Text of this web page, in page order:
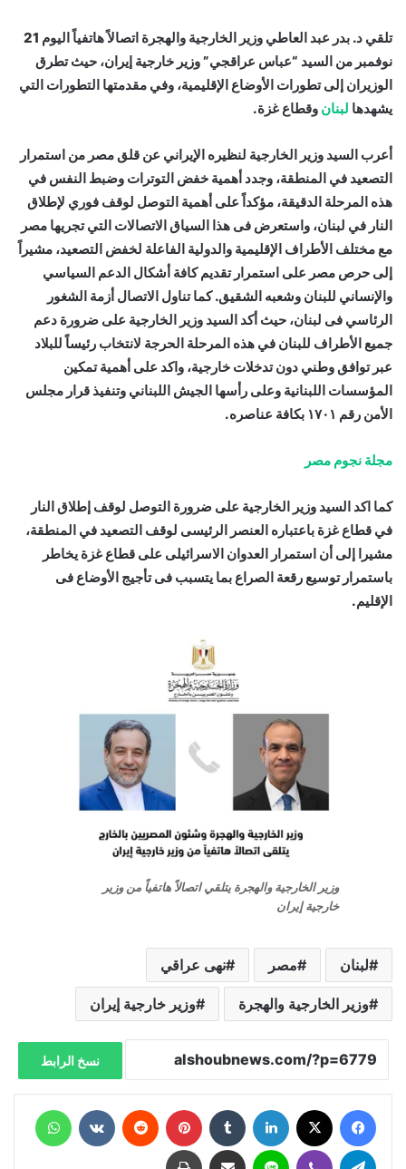
تلقي د. بدر عبد العاطي وزير الخارجية والهجرة اتصالاً هاتفياً اليوم 21
نوفمبر من السيد “عباس عراقجي” وزير خارجية إيران، حيث تطرق
الوزيران إلى تطورات الأوضاع الإقليمية، وفي مقدمتها التطورات التي
يشهدها لبنان وقطاع غزة.
أعرب السيد وزير الخارجية لنظيره الإيراني عن قلق مصر من استمرار
التصعيد في المنطقة، وجدد أهمية خفض التوترات وضبط النفس في
هذه المرحلة الدقيقة، مؤكداً على أهمية التوصل لوقف فوري لإطلاق
النار في لبنان، واستعرض فى هذا السياق الاتصالات التي تجريها مصر
مع مختلف الأطراف الإقليمية والدولية الفاعلة لخفض التصعيد، مشيراً
إلى حرص مصر على استمرار تقديم كافة أشكال الدعم السياسي
والإنساني للبنان وشعبه الشقيق. كما تناول الاتصال أزمة الشغور
الرئاسي فى لبنان، حيث أكد السيد وزير الخارجية على ضرورة دعم
جميع الأطراف للبنان في هذه المرحلة الحرجة لانتخاب رئيساً للبلاد
عبر توافق وطني دون تدخلات خارجية، واكد على أهمية تمكين
المؤسسات اللبنانية وعلى رأسها الجيش اللبناني وتنفيذ قرار مجلس
الأمن رقم ١٧٠١ بكافة عناصره.
مجلة نجوم مصر
كما اكد السيد وزير الخارجية على ضرورة التوصل لوقف إطلاق النار
في قطاع غزة باعتباره العنصر الرئيسى لوقف التصعيد في المنطقة،
مشيرا إلى أن استمرار العدوان الاسرائيلى على قطاع غزة يخاطر
باستمرار توسيع رقعة الصراع بما يتسبب فى تأجيج الأوضاع فى
الإقليم.
وزير الخارجية والهجرة يتلقي اتصالاً هاتفياً من وزير
خارجية إيران
لبنان مصر نهى عراقي
وزير الخارجية والهجرة وزير خارجية إيران
نسخ الرابط